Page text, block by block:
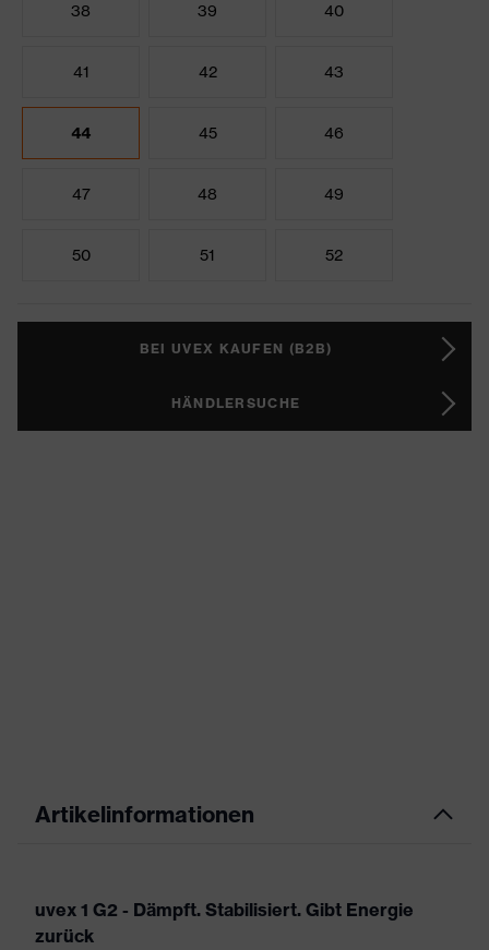
38 39 40
41 42 43
44 45 46
47 48 49
50 51 52
BEI UVEX KAUFEN (B2B)
HÄNDLERSUCHE
Artikelinformationen
uvex 1 G2 - Dämpft. Stabilisiert. Gibt Energie
zurück